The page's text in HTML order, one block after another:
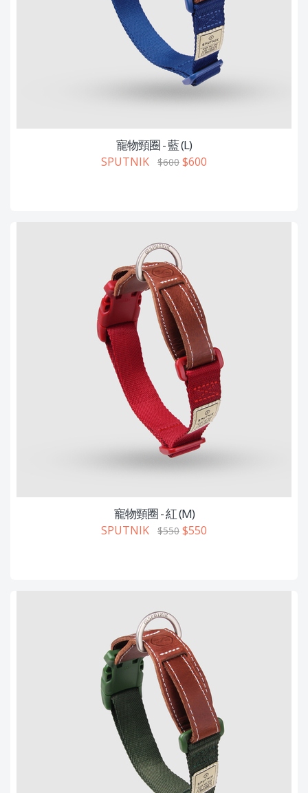
寵物頸圈 - 藍 (L)
SPUTNIK $600 $600
寵物頸圈 - 紅 (M)
SPUTNIK $550 $550